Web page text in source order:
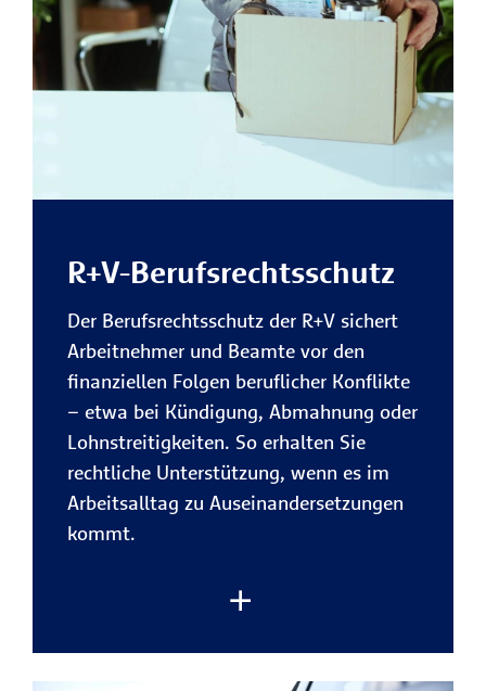
Risiken einzugehen.
Besonders hilfreich ist der
alltäglichen Situationen:
zum Beispiel
bei Ärger mit Onlinekäufen,
Reiseveranstaltern und Handwerkern.
Kostenübernahme bei privaten
Rechtsstreitigkeiten
Die R+V trägt die gesetzlichen
Kosten für Anwalt, Gericht,
Gutachter und Zeugen sowie
gegebenenfalls die vom Gericht
festgesetzen Kosten der Gegenseite
– für maximale finanzielle Sicherheit
im privaten Alltag.
Schutz bei Streitigkeiten rund um
Handwerkerleistung, Reisebuchung
R+V-Berufsrechtsschutz
Der Berufsrechtsschutz der R+V sichert
Arbeitnehmer und Beamte vor den
finanziellen Folgen beruflicher Konflikte
– etwa bei Kündigung, Abmahnung oder
Lohnstreitigkeiten. So erhalten Sie
rechtliche Unterstützung, wenn es im
Arbeitsalltag zu Auseinandersetzungen
kommt.